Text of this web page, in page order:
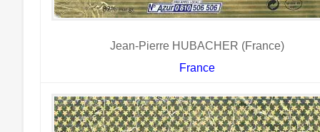
Jean-Pierre HUBACHER (France)
France